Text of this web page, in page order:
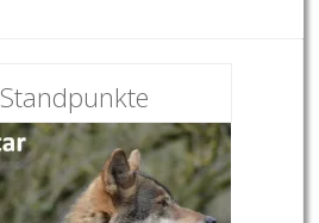
Standpunkte